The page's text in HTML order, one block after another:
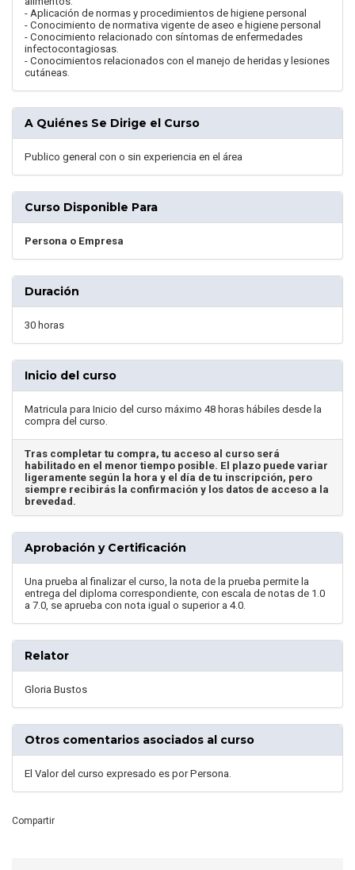
- Aplicación de normas y procedimientos de higiene personal
- Conocimiento de normativa vigente de aseo e higiene personal
- Conocimiento relacionado con síntomas de enfermedades
infectocontagiosas.
- Conocimientos relacionados con el manejo de heridas y lesiones
cutáneas.
A Quiénes Se Dirige el Curso
Publico general con o sin experiencia en el área
Curso Disponible Para
Persona o Empresa
Duración
30 horas
Inicio del curso
Matricula para Inicio del curso máximo 48 horas hábiles desde la
compra del curso.
Tras completar tu compra, tu acceso al curso será
habilitado en el menor tiempo posible. El plazo puede variar
ligeramente según la hora y el día de tu inscripción, pero
siempre recibirás la confirmación y los datos de acceso a la
brevedad.
Aprobación y Certificación
Una prueba al finalizar el curso, la nota de la prueba permite la
entrega del diploma correspondiente, con escala de notas de 1.0
a 7.0, se aprueba con nota igual o superior a 4.0.
Relator
Gloria Bustos
Otros comentarios asociados al curso
El Valor del curso expresado es por Persona.
Compartir